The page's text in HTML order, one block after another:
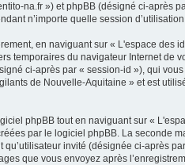
na.fr ») et phpBB (désigné ci-après
n’importe quelle session
en naviguant sur « L'espace
temporaires du navigateur Internet
ci-après par « session-id »), qui
de Nouvelle-Aquitaine » et est
phpBB tout en naviguant sur «
par le logiciel phpBB. La seconde
invité (désignée ci-après
que vous envoyez après